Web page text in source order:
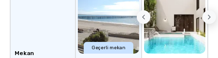
Mekan
Geçerli mekan